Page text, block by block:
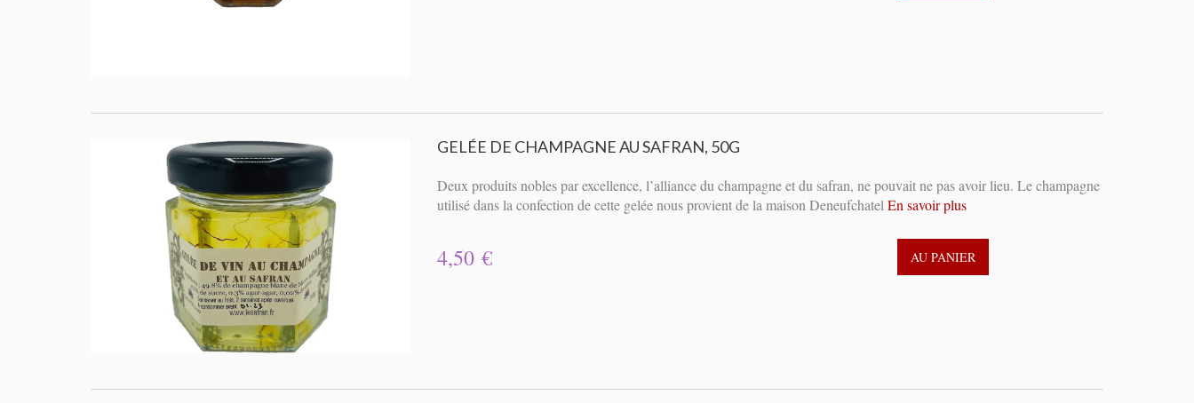
GELÉE DE CHAMPAGNE AU SAFRAN, 50G
Deux produits nobles par excellence, l’alliance du champagne et du safran, ne pouvait ne pas avoir lieu. Le champagne
utilisé dans la confection de cette gelée nous provient de la maison DeneufchatelEn savoir plus
4,50 € AU PANIER